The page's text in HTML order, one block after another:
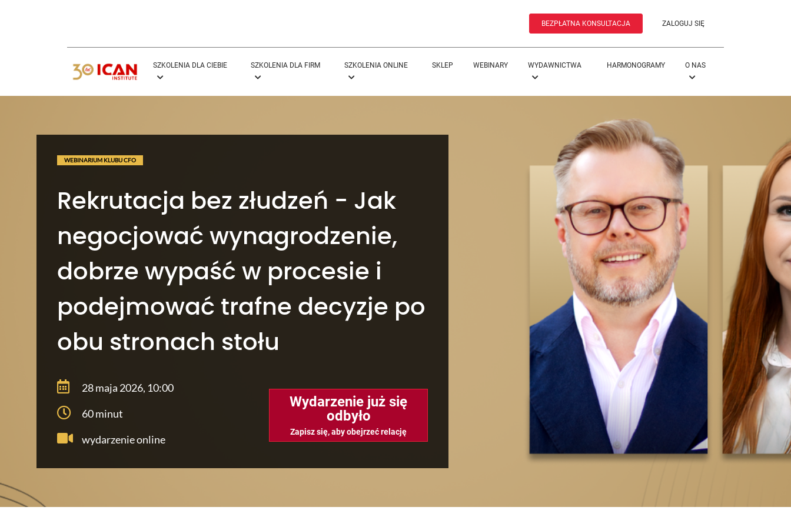
BEZPŁATNA KONSULTACJA ZALOGUJ SIĘ
SZKOLENIA DLA CIEBIE SZKOLENIA DLA FIRM SZKOLENIA ONLINE SKLEP WEBINARY WYDAWNICTWA HARMONOGRAMY O NAS
WEBINARIUM KLUBU CFO
Rekrutacja bez złudzeń - Jak
negocjować wynagrodzenie,
dobrze wypaść w procesie i
podejmować trafne decyzje po
obu stronach stołu
28 maja 2026, 10:00
60 minut
wydarzenie online
Wydarzenie już się
odbyło
Zapisz się, aby obejrzeć relację